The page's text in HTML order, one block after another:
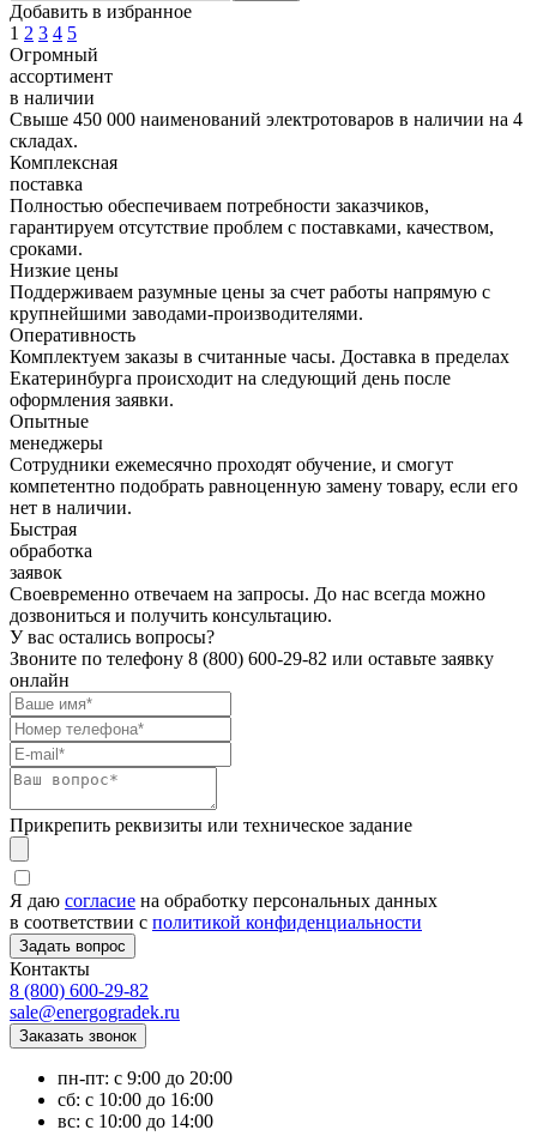
Добавить в избранное
1 2 3 4 5
Огромный
ассортимент
в наличии
Свыше 450 000 наименований электротоваров в наличии на 4
складах.
Комплексная
поставка
Полностью обеспечиваем потребности заказчиков,
гарантируем отсутствие проблем с поставками, качеством,
сроками.
Низкие цены
Поддерживаем разумные цены за счет работы напрямую с
крупнейшими заводами-производителями.
Оперативность
Комплектуем заказы в считанные часы. Доставка в пределах
Екатеринбурга происходит на следующий день после
оформления заявки.
Опытные
менеджеры
Сотрудники ежемесячно проходят обучение, и смогут
компетентно подобрать равноценную замену товару, если его
нет в наличии.
Быстрая
обработка
заявок
Своевременно отвечаем на запросы. До нас всегда можно
дозвониться и получить консультацию.
У вас остались вопросы?
Звоните по телефону 8 (800) 600-29-82 или оставьте заявку
онлайн
Прикрепить реквизиты или техническое задание
Я даю согласие на обработку персональных данных
в соответствии с политикой конфиденциальности
Контакты
8 (800) 600-29-82
sale@energogradek.ru
пн-пт: с 9:00 до 20:00
сб: с 10:00 до 16:00
вс: с 10:00 до 14:00